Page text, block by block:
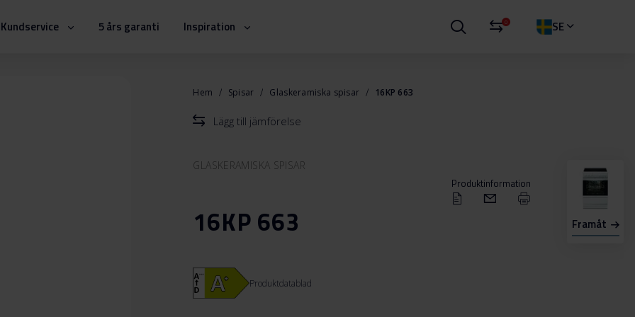
Kundservice 5 års garanti Inspiration 0 SE
Framåt
Hem Spisar Glaskeramiska spisar 16KP 663
Lägg till jämförelse
GLASKERAMISKA SPISAR
Produktinformation
16KP 663
Produktdatablad